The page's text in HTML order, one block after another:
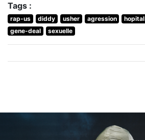
Tags :
rap-us diddy usher agression hopital
gene-deal
sexuelle